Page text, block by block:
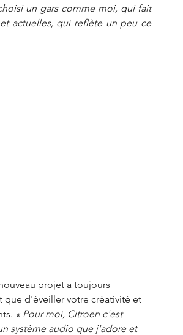
un gars comme moi, qui fait
actuelles, qui reflète un peu ce
projet a toujours
que d'éveiller votre créativité et
« Pour moi, Citroën c'est
système audio que j'adore et